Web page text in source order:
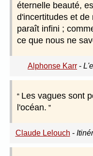
éternelle beauté,
d'incertitudes et de
paraît infini ;
ce que nous ne
Alphonse Karr -
Les vagues sont
l'océan.
Claude Lelouch -